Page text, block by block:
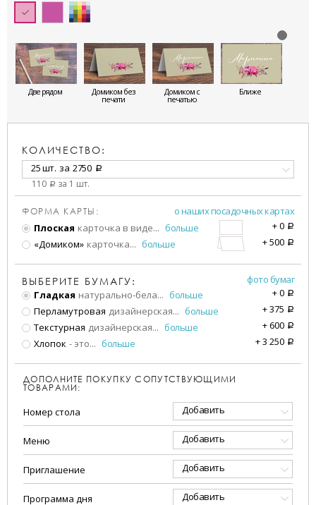
Две рядом Домиком без
печати
Домиком с
печатью
Ближе
КОЛИЧЕСТВО:
25 шт. за 2750 a
110 a за 1 шт.
ФОРМА КАРТЫ:
о наших посадочных картах
Плоская карточка в виде... больше +0 a
«Домиком» карточка... больше +500 a
ВЫБЕРИТЕ БУМАГУ:
фото бумаг
Гладкая натурально-бела... больше +0 a
Перламутровая дизайнерская... больше +375 a
Текстурная дизайнерская... больше +600 a
Хлопок - это... больше +3 250 a
ДОПОЛНИТЕ ПОКУПКУ СОПУТСТВУЮЩИМИ
ТОВАРАМИ:
Номер стола Добавить
Меню Добавить
Приглашение Добавить
Программа дня Добавить